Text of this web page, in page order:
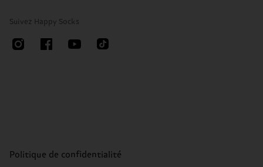
Suivez Happy Socks
Politique de confidentialité